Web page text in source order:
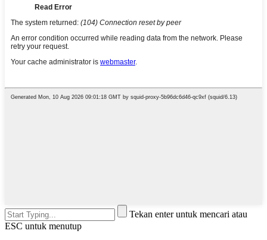
Tekan enter untuk mencari atau
ESC untuk menutup